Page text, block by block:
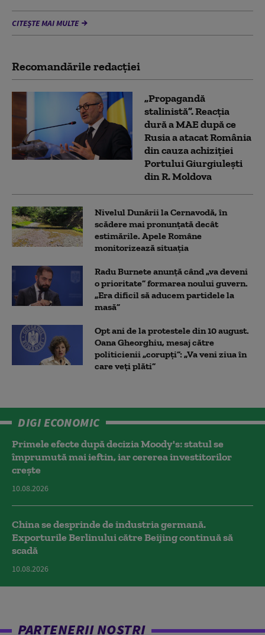
CITEȘTE MAI MULTE
Recomandările redacţiei
„Propagandă
stalinistă”. Reacția
dură a MAE după ce
Rusia a atacat România
din cauza achiziției
Portului Giurgiulești
din R. Moldova
Nivelul Dunării la Cernavodă, în
scădere mai pronunțată decât
estimările. Apele Române
monitorizează situația
Radu Burnete anunță când „va deveni
o prioritate” formarea noului guvern.
„Era dificil să aducem partidele la
masă”
Opt ani de la protestele din 10 august.
Oana Gheorghiu, mesaj către
politicienii „corupți”: „Va veni ziua în
care veţi plăti”
DIGI ECONOMIC
Primele efecte după decizia Moody's: statul se
împrumută mai ieftin, iar cererea investitorilor
crește
10.08.2026
China se desprinde de industria germană.
Exporturile Berlinului către Beijing continuă să
scadă
10.08.2026
PARTENERII NOȘTRI